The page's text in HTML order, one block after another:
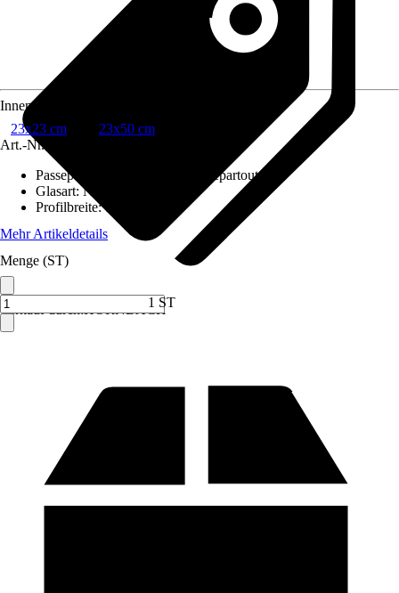
Verkauf durch:HORNBACH
Innenmaß Rahmen
23x23 cm
23x50 cm
Art.-Nr.
Passepartout
Schrägschnittpassepartout
Glasart:Normalglas
Profilbreite:1,8 cm
Mehr Artikeldetails
Menge (ST)
1 ST